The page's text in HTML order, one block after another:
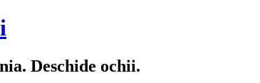
Deschide ochii.